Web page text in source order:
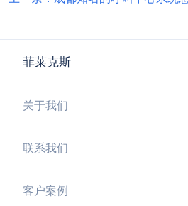
菲莱克斯
关于我们
联系我们
客户案例